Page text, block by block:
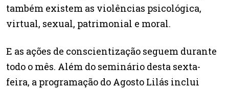
também existem as violências psicológica,
virtual, sexual, patrimonial e moral.
E as ações de conscientização seguem durante
todo o mês. Além do seminário desta sexta-
feira, a programação do Agosto Lilás inclui